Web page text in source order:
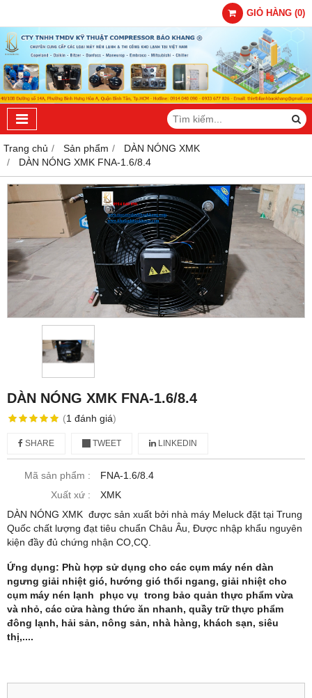
GIỎ HÀNG (0)
Trang chủ Sản phẩm
DÀN NÓNG XMK
DÀN NÓNG XMK FNA-1.6/8.4
DÀN NÓNG XMK FNA-1.6/8.4
(1 đánh giá)
SHARE TWEET LINKEDIN
Mã sản phẩm :
FNA-1.6/8.4
Xuất xứ :
XMK
DÀN NÓNG XMK được sản xuất bởi nhà máy Meluck đặt tại Trung
Quốc chất lượng đạt tiêu chuẩn Châu Âu, Được nhập khẩu nguyên
kiện đầy đủ chứng nhận CO,CQ.
Ứng dụng: Phù hợp sử dụng cho các cụm máy nén dàn
ngưng giải nhiệt gió, hướng gió thổi ngang, giải nhiệt cho
cụm máy nén lạnh phục vụ trong bảo quản thực phẩm vừa
và nhỏ, các cửa hàng thức ăn nhanh, quầy trữ thực phẩm
đông lạnh, hải sản, nông sản, nhà hàng, khách sạn, siêu
thị,....